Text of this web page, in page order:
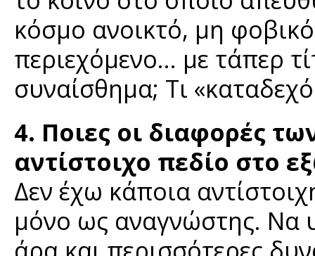
κόσμο ανοικτό, μη
περιεχόμενο... με τάπερ
συναίσθημα; Τι
4. Ποιες οι διαφορές
αντίστοιχο πεδίο στο
Δεν έχω κάποια
μόνο ως αναγνώστης. Να